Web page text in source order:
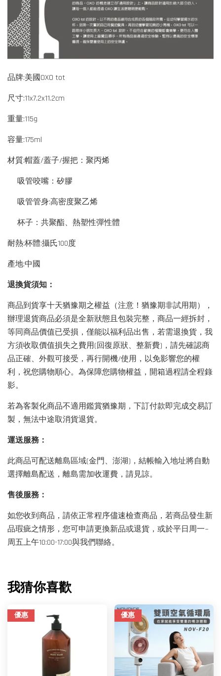
品牌:美國OXO tot
尺寸:11x7.2x11.2cm
重量:115g
容量:175ml
材質:帽蓋/蓋子/握把：聚丙烯
吸管咬嘴：矽膠
吸管管身:高密度聚乙烯
杯子：共聚酯、熱塑性彈性體
耐熱:杯體:攝氏100度
產地:中國
退換貨須知：
商品到貨享十天猶豫期之權益（注意！猶豫期非試用期），
辦理退貨商品必須是全新狀態且包裝完整，商品一經拆封，
等同商品價值已受損，僅能以福利品出售，若需退換貨，我
方須收取價值損失之費用(回復原狀、整新費)，請先確認商
品正確、外觀可接受，再行開機/使用，以免影響您的權
利，祝您購物順心。為保障您購物權益，開箱過程請全程錄
影。
若為客製化商品不適用鑑賞猶豫期，下訂付款即完成交易訂
製，無法中途取消貨退貨。
運送服務：
此商品可配送離島區域(金門、澎湖)，結帳輸入地址將自動
選擇離島配送，離島需加收運費，請見諒。
售後服務：
如您收到商品，請依正常程序儘速檢查商品，若商品發生新
品瑕疵之情形，您可申請更換新品或退貨，或於平日周一~
周五上午10:00-17:00與我們聯絡。
我猜你喜歡
優惠 優惠